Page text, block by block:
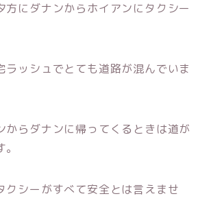
方にダナンからホイアンにタクシー
ラッシュでとても道路が混んでいま
からダナンに帰ってくるときは道が
クシーがすべて安全とは言えませ